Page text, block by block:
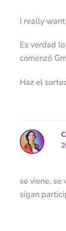
I really
Es verdad
comenzó
Haz el
se viene, se
sigan